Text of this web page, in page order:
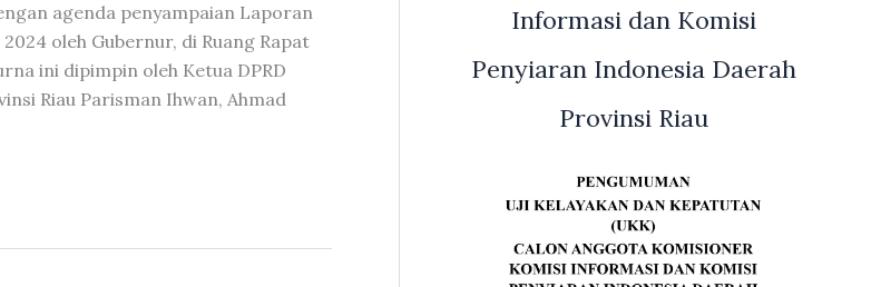
agenda penyampaian Laporan
oleh Gubernur, di Ruang Rapat
ini dipimpin oleh Ketua DPRD
Riau Parisman Ihwan, Ahmad
Informasi dan Komisi
Penyiaran Indonesia Daerah
Provinsi Riau